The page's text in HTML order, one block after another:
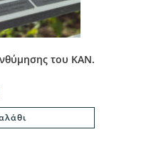
του ΚΑΝ.